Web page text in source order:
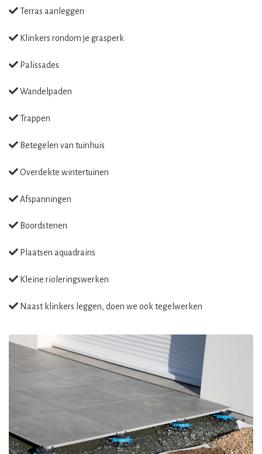
Terras aanleggen
Klinkers rondom je grasperk
Palissades
Wandelpaden
Trappen
Betegelen van tuinhuis
Overdekte wintertuinen
Afspanningen
Boordstenen
Plaatsen aquadrains
Kleine rioleringswerken
Naast klinkers leggen, doen we ook tegelwerken